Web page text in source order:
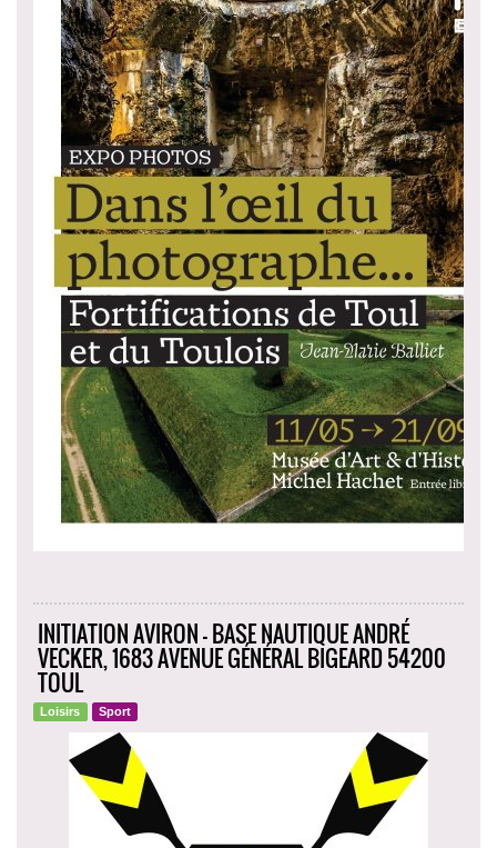
INITIATION AVIRON - BASE NAUTIQUE ANDRÉ
VECKER, 1683 AVENUE GÉNÉRAL BIGEARD 54200
TOUL
Loisirs Sport